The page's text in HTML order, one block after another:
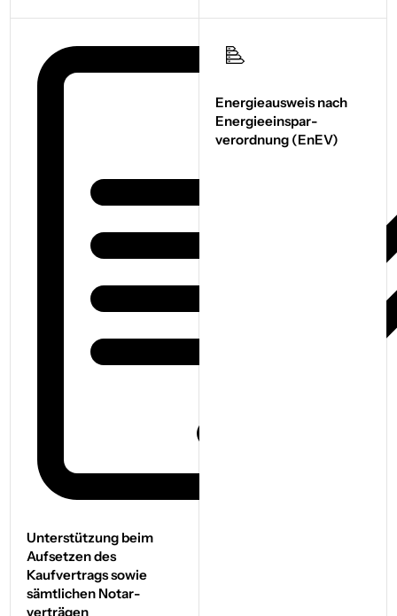
Unterstützung beim
Aufsetzen des
Kaufvertrags sowie
sämtlichen Notar­
verträgen
Energieausweis nach
Energie­einspar­
verordnung (EnEV)